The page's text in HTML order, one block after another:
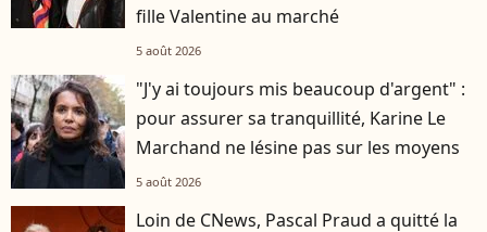
fille Valentine au marché
5 août 2026
"J'y ai toujours mis beaucoup d'argent" :
pour assurer sa tranquillité, Karine Le
Marchand ne lésine pas sur les moyens
5 août 2026
Loin de CNews, Pascal Praud a quitté la